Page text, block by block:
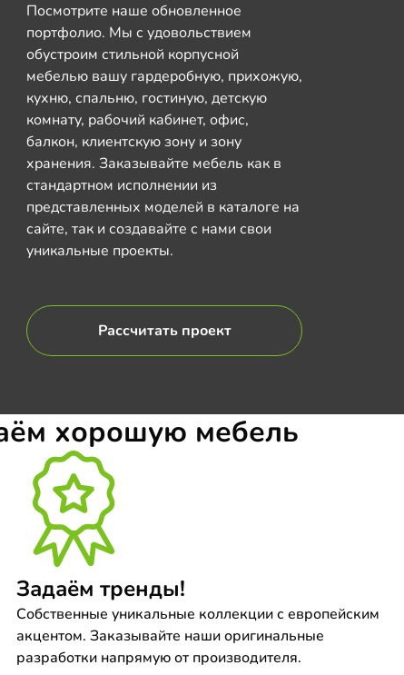
Посмотрите наше обновленное
портфолио. Мы с удовольствием
обустроим стильной корпусной
мебелью вашу гардеробную, прихожую,
кухню, спальню, гостиную, детскую
комнату, рабочий кабинет, офис,
балкон, клиентскую зону и зону
хранения. Заказывайте мебель как в
стандартном исполнении из
представленных моделей в каталоге на
сайте, так и создавайте с нами свои
уникальные проекты.
Рассчитать проект
хорошую мебель
Задаём тренды!
Собственные уникальные коллекции с европейским
акцентом. Заказывайте наши оригинальные
разработки напрямую от производителя.